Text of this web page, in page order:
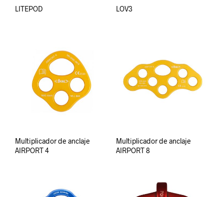
LITEPOD LOV3
Multiplicador de anclaje
AIRPORT 4
Multiplicador de anclaje
AIRPORT 8